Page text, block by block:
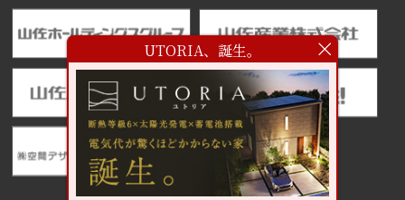
UTORIA、誕生。